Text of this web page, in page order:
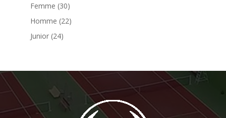
Femme (30)
Homme (22)
Junior (24)